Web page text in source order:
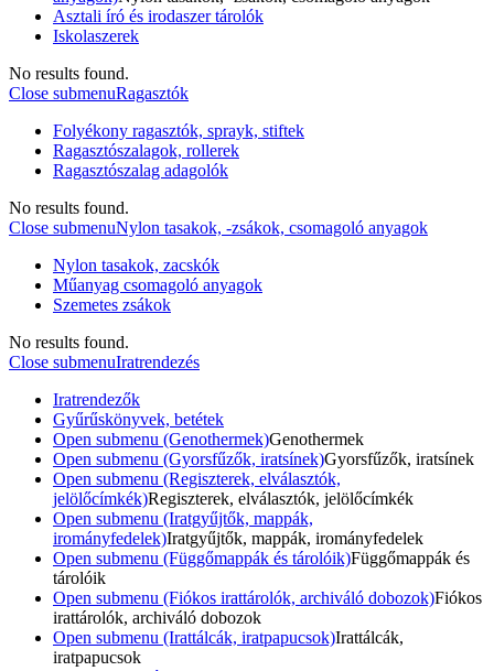
Asztali író és irodaszer tárolók
Iskolaszerek
No results found.
Close submenuRagasztók
Folyékony ragasztók, sprayk, stiftek
Ragasztószalagok, rollerek
Ragasztószalag adagolók
No results found.
Close submenuNylon tasakok, -zsákok, csomagoló anyagok
Nylon tasakok, zacskók
Műanyag csomagoló anyagok
Szemetes zsákok
No results found.
Close submenuIratrendezés
Iratrendezők
Gyűrűskönyvek, betétek
Open submenu (Genothermek)Genothermek
Open submenu (Gyorsfűzők, iratsínek)Gyorsfűzők, iratsínek
Open submenu (Regiszterek, elválasztók,
jelölőcímkék)Regiszterek, elválasztók, jelölőcímkék
Open submenu (Iratgyűjtők, mappák,
irományfedelek)Iratgyűjtők, mappák, irományfedelek
Open submenu (Függőmappák és tárolóik)Függőmappák és
tárolóik
Open submenu (Fiókos irattárolók, archiváló dobozok)Fiókos
irattárolók, archiváló dobozok
Open submenu (Irattálcák, iratpapucsok)Irattálcák,
iratpapucsok